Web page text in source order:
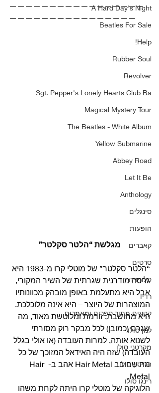
A Hard Day's Night
Beatles For Sale
Help!
Rubber Soul
Revolver
Sgt. Pepper's Lonely Hearts Club Ba
Magical Mystery Tour
The Beatles - White Album
Yellow Submarine
Abbey Road
Let It Be
Anthology
סינגלים
הופעות
קאברים
סרטים
טלוויזיה
רדיו
קטעים מתוך ספרים ומאמרים
לנון סולו
מקרטני סולו
הריסון סולו
רינגו סולו
—————————————————
————————————————
מגלשת “הלטר סקלטר”
“הלטר סקלטר” של מוטלי קרו מ-1983 היא
גרסה מודרנית שגרתית של השיר המקורי,
אבל היא מתעלמת באופן מובהק מכוונותיו
המוצהרות של היוצר – היא אינה מלוכלכת.
היא מחושבת, זורמת ומלוטשת מאוד, מה
שגרם (כמובן) לכל מבקר רוק מסורתי
לשנוא אותה, למרות העובדה (או אולי בגלל
העובדה) שזה היה האידאל המזוכך של כל
מה שחובב Hair Metal אהב ב- Hair
Metal.
הלוגיקה של מוטלי קרו היתה לקחת משהו